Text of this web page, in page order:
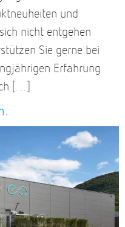
und
nicht entgehen
Sie gerne bei
Erfahrung
[…]